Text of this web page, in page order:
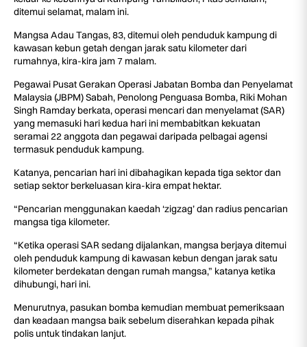
ditemui selamat, malam ini.
Mangsa Adau Tangas, 83, ditemui oleh penduduk kampung di
kawasan kebun getah dengan jarak satu kilometer dari
rumahnya, kira-kira jam 7 malam.
Pegawai Pusat Gerakan Operasi Jabatan Bomba dan Penyelamat
Malaysia (JBPM) Sabah, Penolong Penguasa Bomba, Riki Mohan
Singh Ramday berkata, operasi mencari dan menyelamat (SAR)
yang memasuki hari kedua hari ini membabitkan kekuatan
seramai 22 anggota dan pegawai daripada pelbagai agensi
termasuk penduduk kampung.
Katanya, pencarian hari ini dibahagikan kepada tiga sektor dan
setiap sektor berkeluasan kira-kira empat hektar.
“Pencarian menggunakan kaedah ‘zigzag’ dan radius pencarian
mangsa tiga kilometer.
“Ketika operasi SAR sedang dijalankan, mangsa berjaya ditemui
oleh penduduk kampung di kawasan kebun dengan jarak satu
kilometer berdekatan dengan rumah mangsa,” katanya ketika
dihubungi, hari ini.
Menurutnya, pasukan bomba kemudian membuat pemeriksaan
dan keadaan mangsa baik sebelum diserahkan kepada pihak
polis untuk tindakan lanjut.